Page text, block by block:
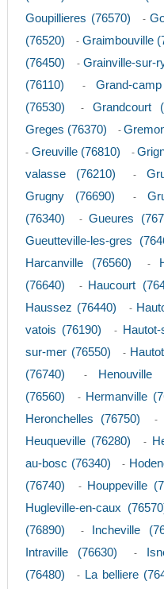
Goupillieres (76570) -
(76520)
- Graimbouville
(76450)
-Grainville-sur-
(76110)
-Grand-
(76530)
- Grandcourt
Greges (76370) -
- Greuville (76810) -
valasse (76210)
-
Grugny (76690) -
(76340)
- Gueures
Gueutteville-les-gres
Harcanville (76560) -
(76640)
- Haucourt
Haussez (76440) -
vatois (76190)
-
sur-mer (76550)
-
(76740)
- Henouville
(76560)
- Hermanville
Heronchelles (76750) -
Heuqueville (76280) -
au-bosc (76340)
-
(76740)
- Houppeville
Hugleville-en-caux
(76890)
- Incheville
Intraville (76630) -
(76480)
- La belliere